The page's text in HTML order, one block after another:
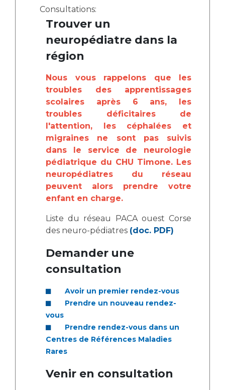
Cancer
Médecine nucléaire
Maladies rares
Maternité Hôpital Nord
Vos représentants
La Commission Des Usagers (CDU)
Le projet des usagers
Nos indicateurs qualité et de sécurité des soins
Protection des données
Anatomie et Cytologie Pathologiques
Adresser un examen au Laboratoire d'Infectiologie
Centres de référence Maladies Rares
Plateforme d'Expertise Maladies Rares
Presse / Multimédia
Communiqués de presse
Dossiers de presse
Médiathèque
Fournisseurs
Rôles et missions
Liste des marchés conclus
Consultations:
Trouver un
neuropédiatre dans la
région
Nous vous rappelons que les
troubles des apprentissages
scolaires après 6 ans, les
troubles déficitaires de
l'attention, les céphalées et
migraines ne sont pas suivis
dans le service de neurologie
pédiatrique du CHU Timone. Les
neuropédiatres du réseau
peuvent alors prendre votre
enfant en charge.
Liste du réseau PACA ouest Corse
des neuro-pédiatres (doc. PDF)
Demander une
consultation
Avoir un premier rendez-vous
Prendre un nouveau rendez-
vous
Prendre rendez-vous dans un
Centres de Références Maladies
Rares
Venir en consultation